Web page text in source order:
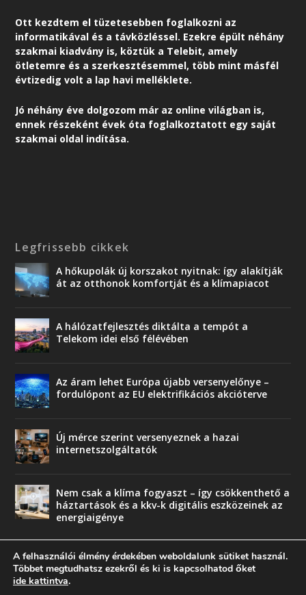
Ott kezdtem el tüzetesebben foglalkozni az
informatikával és a távközléssel. Ezekre épült néhány
szakmai kiadvány is, köztük a Telebit, amely
ötletemre és a szerkesztésemmel, több mint másfél
évtizedig volt a lap havi melléklete.
Jó néhány éve dolgozom már az online világban is,
ennek részeként évek óta foglalkoztatott egy saját
szakmai oldal indítása.
Legfrissebb cikkek
A hőkupolák új korszakot nyitnak: így alakítják
át az otthonok komfortját és a klímapiacot
A hálózatfejlesztés diktálta a tempót a
Telekom idei első félévében
Az áram lehet Európa újabb versenyelőnye –
fordulópont az EU elektrifikációs akcióterve
Új mérce szerint versenyeznek a hazai
internetszolgáltatók
Nem csak a klíma fogyaszt – így csökkenthető a
háztartások és a kkv-k digitális eszközeinek az
energiaigénye
A felhasználói élmény érdekében weboldalunk sütiket használ.
Többet megtudhatsz ezekről és ki is kapcsolhatod őket
ide kattintva.